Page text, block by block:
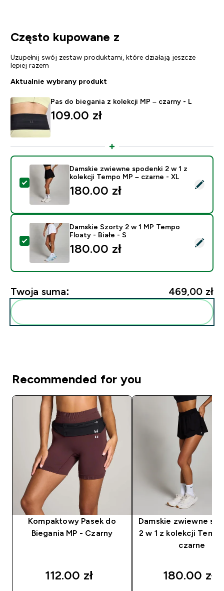
Często kupowane z
Uzupełnij swój zestaw produktami, które działają jeszcze
lepiej razem
Aktualnie wybrany produkt
Pas do biegania z kolekcji MP – czarny - L
109.00 zł‎
Wybierz ten produkt - Damskie zwiewne spodenki 2
Damskie zwiewne spodenki 2 w 1 z
kolekcji Tempo MP – czarne - XL
180.00 zł‎
Wybierz ten produkt - Damskie Szorty 2 w 1 MP
Damskie Szorty 2 w 1 MP Tempo
Floaty - Białe - S
180.00 zł‎
Twoja suma: 469,00 zł‎
Recommended for you
Kompaktowy Pasek do
Biegania MP - Czarny
112.00 zł‎
Damskie zwiewne
2 w 1 z kolekcji
czarne
180.00 zł‎